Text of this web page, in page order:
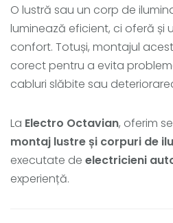
O lustră sau un corp de
luminează eficient, ci oferă și
confort. Totuși, montajul
corect pentru a evita
cabluri slăbite sau
La Electro Octavian, oferim
montaj lustre și corpuri de
executate de electricieni
experiență.